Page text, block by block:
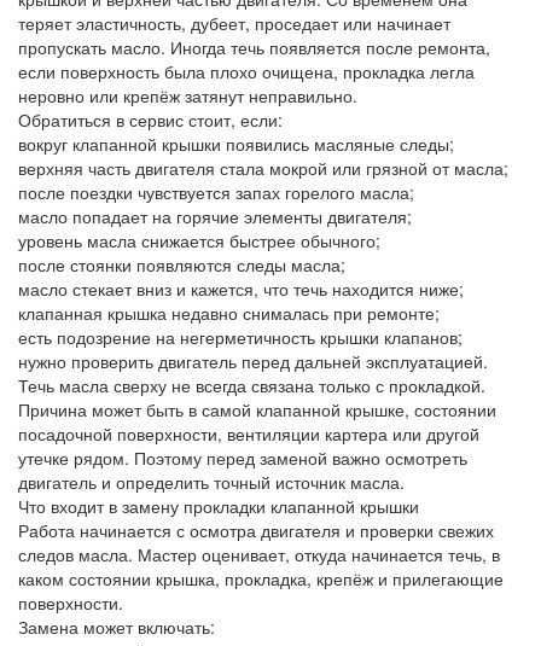
теряет эластичность, дубеет, проседает или начинает
пропускать масло. Иногда течь появляется после ремонта,
если поверхность была плохо очищена, прокладка легла
неровно или крепёж затянут неправильно.
Обратиться в сервис стоит, если:
вокруг клапанной крышки появились масляные следы;
верхняя часть двигателя стала мокрой или грязной от масла;
после поездки чувствуется запах горелого масла;
масло попадает на горячие элементы двигателя;
уровень масла снижается быстрее обычного;
после стоянки появляются следы масла;
масло стекает вниз и кажется, что течь находится ниже;
клапанная крышка недавно снималась при ремонте;
есть подозрение на негерметичность крышки клапанов;
нужно проверить двигатель перед дальней эксплуатацией.
Течь масла сверху не всегда связана только с прокладкой.
Причина может быть в самой клапанной крышке, состоянии
посадочной поверхности, вентиляции картера или другой
утечке рядом. Поэтому перед заменой важно осмотреть
двигатель и определить точный источник масла.
Что входит в замену прокладки клапанной крышки
Работа начинается с осмотра двигателя и проверки свежих
следов масла. Мастер оценивает, откуда начинается течь, в
каком состоянии крышка, прокладка, крепёж и прилегающие
поверхности.
Замена может включать: